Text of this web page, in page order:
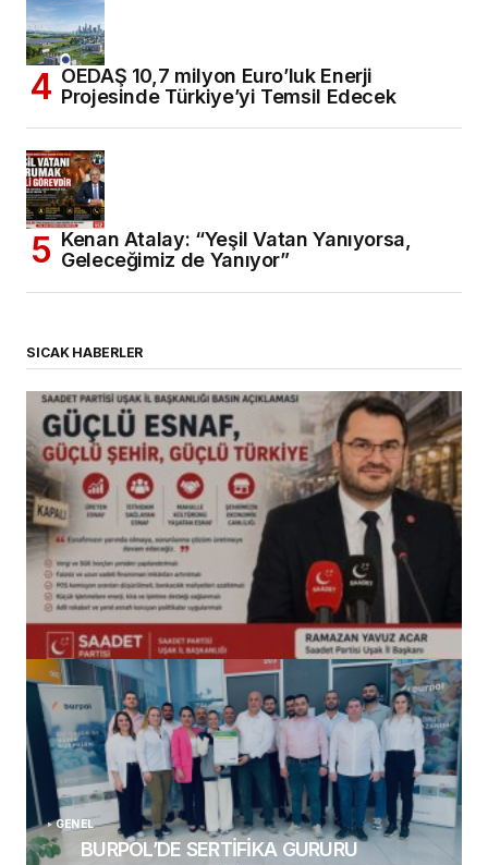
OEDAŞ 10,7 milyon Euro’luk Enerji
Projesinde Türkiye’yi Temsil Edecek
Kenan Atalay: “Yeşil Vatan Yanıyorsa,
Geleceğimiz de Yanıyor”
SICAK HABERLER
(başlıksız)
Alaattin Karahan tarafından 14/07/2026
GENEL
BURPOL’DE SERTİFİKA GURURU